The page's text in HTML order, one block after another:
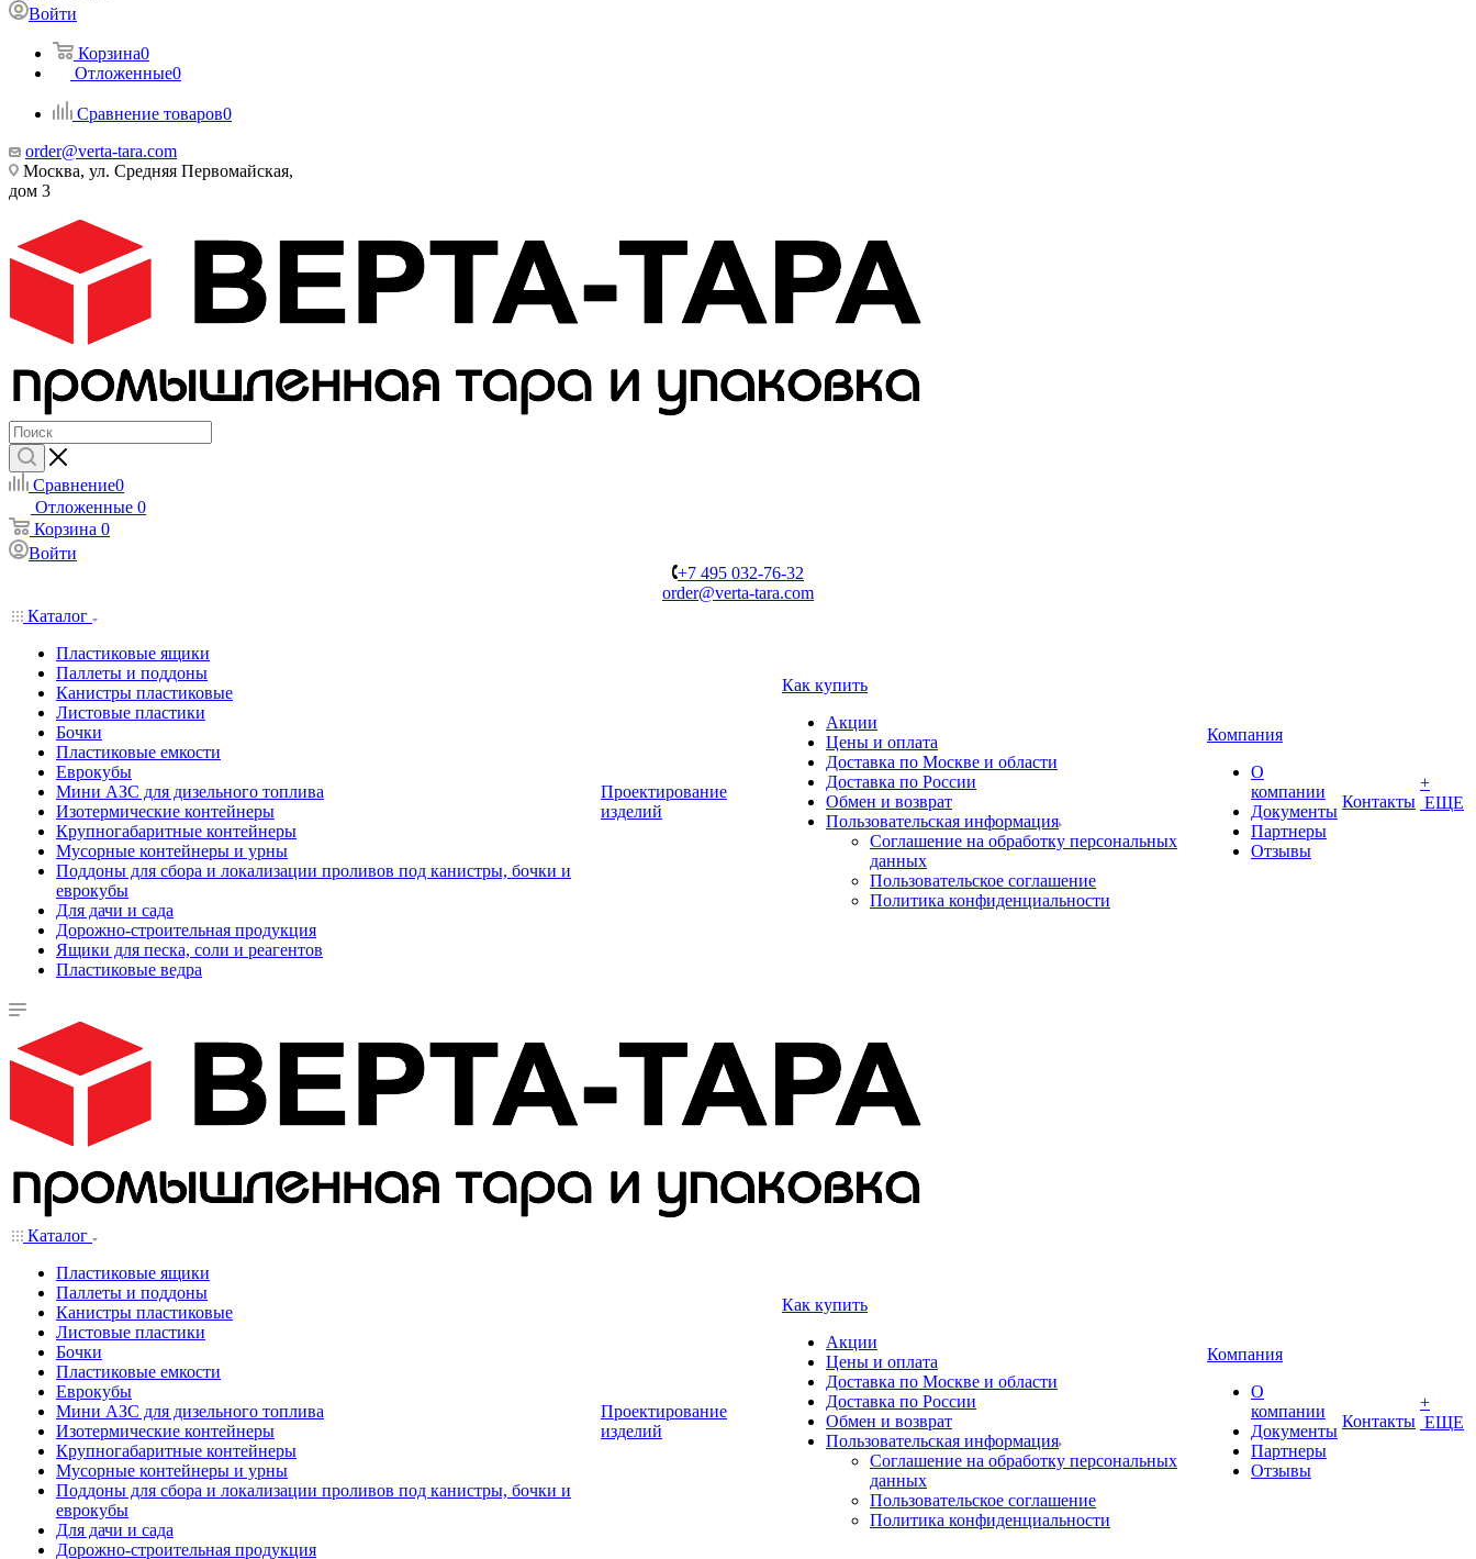
Войти
Корзина0
Отложенные0
Сравнение товаров0
order@verta-tara.com
Москва, ул. Средняя Первомайская,
дом 3
Сравнение0
Отложенные 0
Корзина 0
Войти
+7 495 032-76-32
order@verta-tara.com
Каталог
Пластиковые ящики
Паллеты и поддоны
Канистры пластиковые
Листовые пластики
Бочки
Пластиковые емкости
Еврокубы
Мини АЗС для дизельного топлива
Изотермические контейнеры
Крупногабаритные контейнеры
Мусорные контейнеры и урны
Поддоны для сбора и локализации проливов под канистры, бочки и
еврокубы
Для дачи и сада
Дорожно-строительная продукция
Ящики для песка, соли и реагентов
Пластиковые ведра
Проектирование
изделий
Как купить
Акции
Цены и оплата
Доставка по Москве и области
Доставка по России
Обмен и возврат
Пользовательская информация
Соглашение на обработку персональных
данных
Пользовательское соглашение
Политика конфиденциальности
Компания
О
компании
Документы
Партнеры
Отзывы
Контакты
+
ЕЩЕ
Каталог
Пластиковые ящики
Паллеты и поддоны
Канистры пластиковые
Листовые пластики
Бочки
Пластиковые емкости
Еврокубы
Мини АЗС для дизельного топлива
Изотермические контейнеры
Крупногабаритные контейнеры
Мусорные контейнеры и урны
Поддоны для сбора и локализации проливов под канистры, бочки и
еврокубы
Для дачи и сада
Дорожно-строительная продукция
Проектирование
изделий
Как купить
Акции
Цены и оплата
Доставка по Москве и области
Доставка по России
Обмен и возврат
Пользовательская информация
Соглашение на обработку персональных
данных
Пользовательское соглашение
Политика конфиденциальности
Компания
О
компании
Документы
Партнеры
Отзывы
Контакты
+
ЕЩЕ